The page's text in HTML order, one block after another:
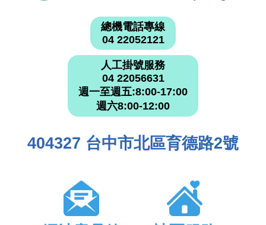
總機電話專線
04 22052121
人工掛號服務
04 22056631
週一至週五:8:00-17:00
週六8:00-12:00
404327 台中市北區育德路2號